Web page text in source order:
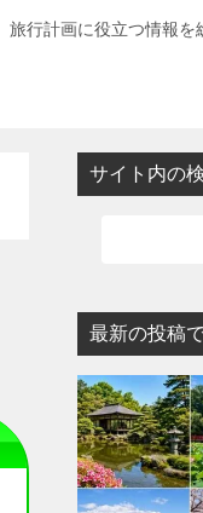
旅行計画に役立つ情報を
サイト内の
最新の投稿